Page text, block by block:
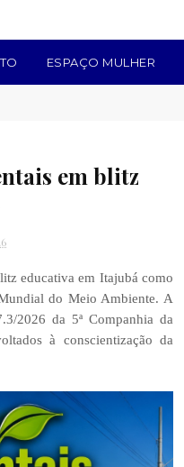
ESPAÇO MULHER
em blitz
educativa em Itajubá como
do Meio Ambiente. A
2026 da 5ª Companhia da
à conscientização da